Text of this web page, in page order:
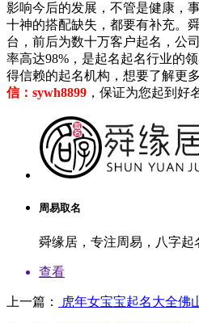
影响今后的发展，不管是健康，
十神的搭配缺失，都要有补充。
台，前后为数十万客户起名，公
率高达98%，是起名起名行业的
得信赖的起名机构，想要了解更
信：sywh8899 ，保证为您起到好
周易取名
舜缘居，专注周易，八字起
查看
上一篇： 虎年女宝宝起名大全佛